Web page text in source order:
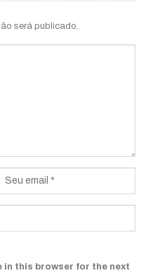
será publicado.
in this browser for the next